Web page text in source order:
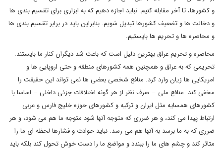
و کشورها، تا آخر مقابله کنیم. نباید اجازه دهیم که به ابزاری برای تقسیم بندی ها
و دخالت ها و تضعیف کشورها تبدیل شویم. بنابراین باید در برابر تقسیم بندی ها
و محاصره ها و تحریم ها بایستیم.
محاصره و تحریم عراق بهترین دلیل است که باعث شد دیگران کنار ما بایستند.
تحریمی که به عراق و همچنین همه کشورهای منطقه و حتی اروپایی ها و
امریکایی ها زیان وارد کرد. منافع شخصی بعضی ها نمی تواند این حقیقت را
مخفی کند. منافع ملی – صرف نظر از هر گونه اختلافات جزئی داخلی – اساسا با
کشورهای همسایه مثل ایران و ترکیه و کشورهای حوزه خلیج فارس و عربی
ارتباط پیدا می کند، و هر ضرری که متوجه آنها شود متوجه ما هم می شود، و هر
ضرری که به ما برسد به آنها هم می رسد. نباید حوادث و فشارها لحظه ای ما را
متاثر کند و چشم های ما را ببندد و مواضع ما را دست خوش تحول کند بلکه باید